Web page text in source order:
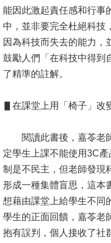
臺
大
首
頁
站
English
心
輔
專
區
能因此激起責任感和行事
中，並非要完全杜絕科技
因為科技而失去的能力，
鼓勵人們「在科技中得到
了精準的註解。
▋在課堂上用「椅子」改
閱讀此書後，嘉苓老師
定學生上課不能使用3C
制是不民主，但老師發現
形成一種集體盲思，這本
想藉由課堂上給學生不同
學生的正面回饋，嘉苓老
抱有誤判，個人接收了社